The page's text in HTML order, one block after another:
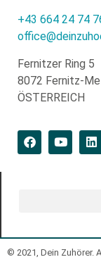
+43 664 24 74
Fernitzer Ring 5
8072 Fernitz-
ÖSTERREICH
© 2021, Dein Zuhörer.